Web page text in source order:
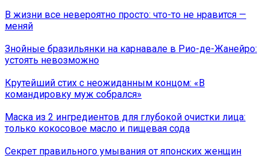
В жизни все невероятно просто: что-то не нравится —
меняй
Знойные бразильянки на карнавале в Рио-де-Жанейро:
устоять невозможно
Крутейший стих с неожиданным концом: «В
командировку муж собрался»
Маска из 2 ингредиентов для глубокой очистки лица:
только кокосовое масло и пищевая сода
Секрет правильного умывания от японских женщин